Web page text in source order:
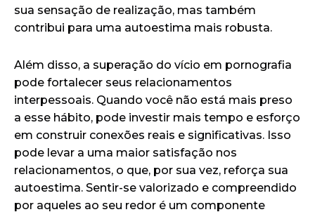
sua sensação de realização, mas também
contribui para uma autoestima mais robusta.
Além disso, a superação do vício em pornografia
pode fortalecer seus relacionamentos
interpessoais. Quando você não está mais preso
a esse hábito, pode investir mais tempo e esforço
em construir conexões reais e significativas. Isso
pode levar a uma maior satisfação nos
relacionamentos, o que, por sua vez, reforça sua
autoestima. Sentir-se valorizado e compreendido
por aqueles ao seu redor é um componente